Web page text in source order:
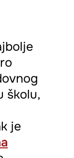
školu,
je